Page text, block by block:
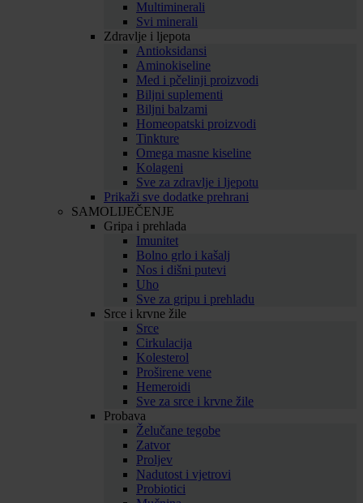
Multiminerali
Svi minerali
Zdravlje i ljepota
Antioksidansi
Aminokiseline
Med i pčelinji proizvodi
Biljni suplementi
Biljni balzami
Homeopatski proizvodi
Tinkture
Omega masne kiseline
Kolageni
Sve za zdravlje i ljepotu
Prikaži sve dodatke prehrani
SAMOLIJEČENJE
Gripa i prehlada
Imunitet
Bolno grlo i kašalj
Nos i dišni putevi
Uho
Sve za gripu i prehladu
Srce i krvne žile
Srce
Cirkulacija
Kolesterol
Proširene vene
Hemeroidi
Sve za srce i krvne žile
Probava
Želučane tegobe
Zatvor
Proljev
Nadutost i vjetrovi
Probiotici